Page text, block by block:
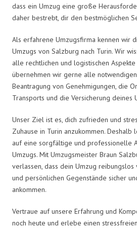
dass ein Umzug eine große
daher bestrebt, dir den bestmöglichen
Als erfahrene Umzugsfirma kennen wir
Umzugs von Salzburg nach Turin. Wir
alle rechtlichen und logistischen
übernehmen wir gerne alle
Beantragung von Genehmigungen, die
Transports und die Versicherung deines
Unser Ziel ist es, dich zufrieden und
Zuhause in Turin anzukommen.
auf eine sorgfältige und professionelle
Umzugs. Mit Umzugsmeister Braun
verlassen, dass dein Umzug
und persönlichen Gegenstände sicher
ankommen.
Vertraue auf unsere Erfahrung und
noch heute und erlebe einen